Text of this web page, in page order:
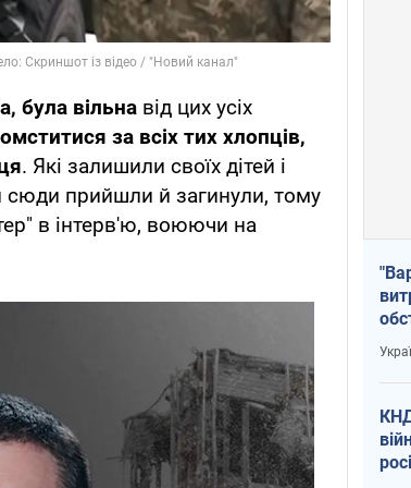
була вільна від цих усіх
за всіх тих хлопців,
. Які залишили своїх дітей і
сюди прийшли й загинули, тому
в інтерв'ю, воюючи на